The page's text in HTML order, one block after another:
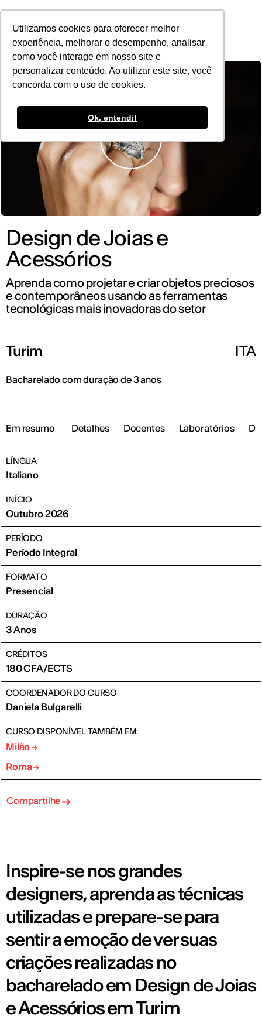
Utilizamos cookies para oferecer melhor
experiência, melhorar o desempenho, analisar
como você interage em nosso site e
personalizar conteúdo. Ao utilizar este site, você
concorda com o uso de cookies.
Ok, entendi!
POR
Design de Joias e
Acessórios
Aprenda como projetar e criar objetos preciosos
e contemporâneos usando as ferramentas
tecnológicas mais inovadoras do setor
Turim ITA
Bacharelado com duração de 3 anos
Em resumo Detalhes Docentes Laboratórios
LÍNGUA
Italiano
INÍCIO
Outubro 2026
PERÍODO
Período Integral
FORMATO
Presencial
DURAÇÃO
3 Anos
CRÉDITOS
180 CFA/ECTS
COORDENADOR DO CURSO
Daniela Bulgarelli
CURSO DISPONÍVEL TAMBÉM EM:
Milão
Roma
Compartilhe
Inspire-se nos grandes
designers, aprenda as técnicas
utilizadas e prepare-se para
sentir a emoção de ver suas
criações realizadas no
bacharelado em Design de Joias
e Acessórios em Turim